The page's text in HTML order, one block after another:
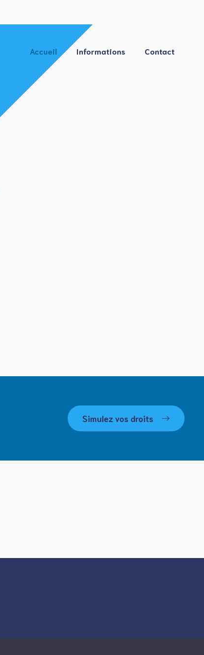
Accueil Informations Contact
Simulez vos droits